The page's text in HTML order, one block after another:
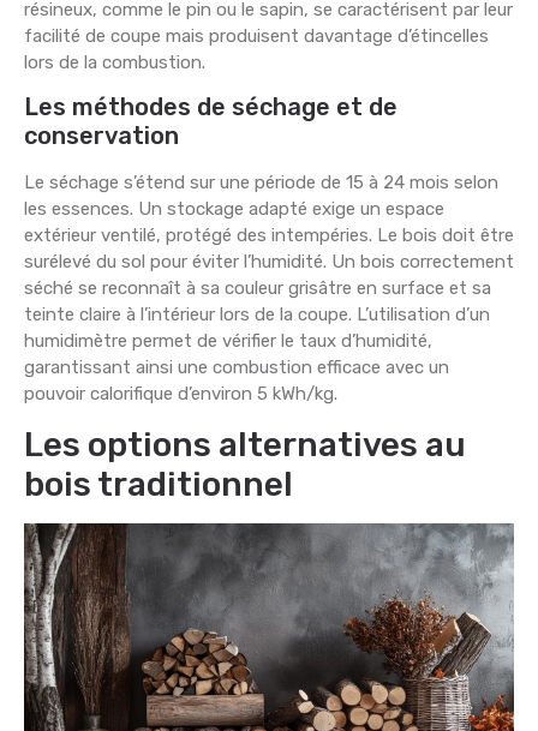
résineux, comme le pin ou le sapin, se caractérisent par leur
facilité de coupe mais produisent davantage d’étincelles
lors de la combustion.
Les méthodes de séchage et de
conservation
Le séchage s’étend sur une période de 15 à 24 mois selon
les essences. Un stockage adapté exige un espace
extérieur ventilé, protégé des intempéries. Le bois doit être
surélevé du sol pour éviter l’humidité. Un bois correctement
séché se reconnaît à sa couleur grisâtre en surface et sa
teinte claire à l’intérieur lors de la coupe. L’utilisation d’un
humidimètre permet de vérifier le taux d’humidité,
garantissant ainsi une combustion efficace avec un
pouvoir calorifique d’environ 5 kWh/kg.
Les options alternatives au
bois traditionnel